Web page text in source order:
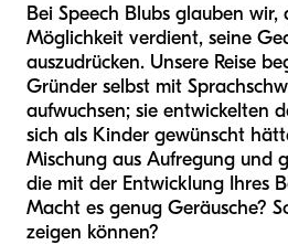
Bei Speech Blubs glauben wir,
Möglichkeit verdient, seine
auszudrücken. Unsere Reise
Gründer selbst mit
aufwuchsen; sie entwickelten
sich als Kinder gewünscht
Mischung aus Aufregung und
die mit der Entwicklung Ihres
Macht es genug Geräusche?
zeigen können?